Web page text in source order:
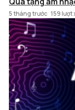
5 tháng trước 159 lượt